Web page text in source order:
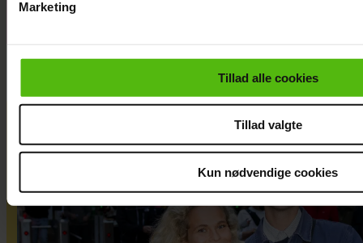
cookiepolitik.
Marketing
Tillad alle cookies
Tillad valgte
Kun nødvendige cookies